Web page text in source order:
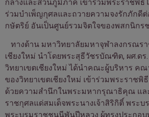
กลางและส่วนภูมิภาค เข้าร่วมพระราชพิธี
ร่วมบำเพ็ญกุศลและถวายความจงรักภักดี
กษัตริย์ อันเป็นศูนย์รวมจิตใจของพสกนิกร
ทางด้าน มหาวิทยาลัยมหาจุฬาลงกรณรา
เชียงใหม่ นำโดยพระสุธีวัชรบัณฑิต, ผศ.ดร
วิทยาเขตเชียงใหม่ ได้นำคณะผู้บริหาร ค
ของวิทยาเขตเชียงใหม่ เข้าร่วมพระราชพิ
ด้วยความสำนึกในพระมหากรุณาธิคุณ แล
ราชกุศลแด่สมเด็จพระนางเจ้าสิริกิติ์ พระ
พระบรมราชชนนีพันปีหลวง ผู้ทรงประกอ